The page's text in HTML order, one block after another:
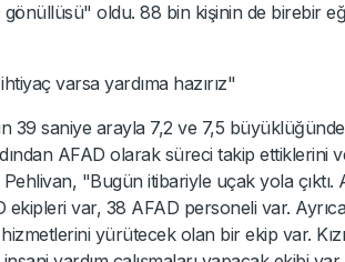
oldu. 88 bin kişinin de birebir
varsa yardıma hazırız"
39 saniye arayla 7,2 ve 7,5 büyüklüğünde
AFAD olarak süreci takip ettiklerini
"Bugün itibariyle uçak yola çıktı.
var, 38 AFAD personeli var.
yürütecek olan bir ekip var.